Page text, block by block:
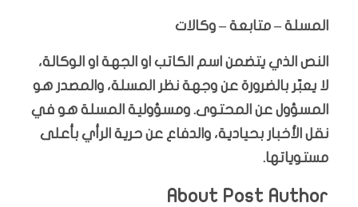
المسلة – متابعة – وكالات
النص الذي يتضمن اسم الكاتب او الجهة او الوكالة،
لا يعبّر بالضرورة عن وجهة نظر المسلة، والمصدر هو
المسؤول عن المحتوى. ومسؤولية المسلة هو في
نقل الأخبار بحيادية، والدفاع عن حرية الرأي بأعلى
مستوياتها.
About Post Author